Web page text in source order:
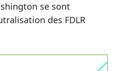
se sont
des FDLR